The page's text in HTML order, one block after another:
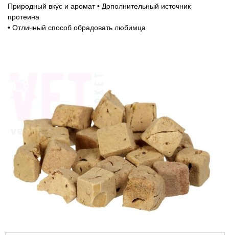
Природный вкус и аромат• Дополнительный источник
протеина
• Отличный способ обрадовать любимца
Архив / Снято с производства